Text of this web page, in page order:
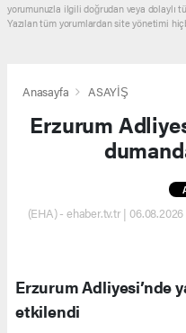
yorumunuzla ilgili doğrudan veya dolaylı
Yazılan tüm yorumlardan site yönetimi
Anasayfa ASAYİŞ
Erzurum
(EHA) - ehaber.tv.tr |
Erzurum Adliyesi’nde
etkilendi